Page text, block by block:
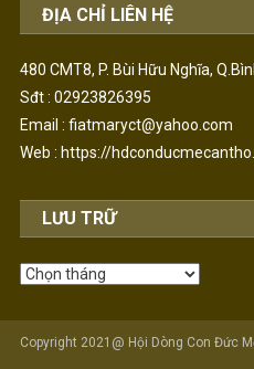
ĐỊA CHỈ LIÊN HỆ
480 CMT8, P. Bùi Hữu Nghĩa,
Sđt : 02923826395
Email : fiatmaryct@yahoo.com
Web : https://
LƯU TRỮ
Lưu
Copyright 2021@ Hội Dòng Con Đức